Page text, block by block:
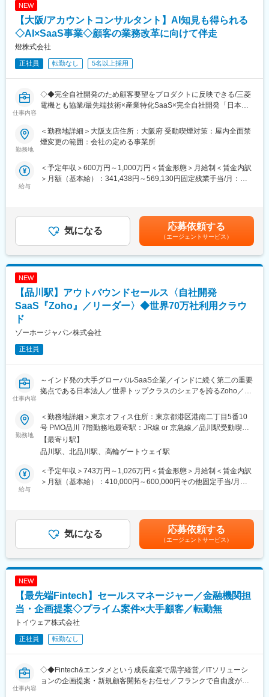
・「株式会社TimeTechnologies（LINE特化型マーケティングサー
ビスを保有）」を子会社化
配属以外の業界のアカウントセールスだけでなく、マーケティン
グや営業企画など幅広いキャリアの可能性あり
変更の範囲：会社の定める業務
ます。選考の中で適性と希望をすり合わせて配属を検討いたしま
す。
※エネルギー・配船チーム／運輸チーム／製造業チーム／新規業界
チーム
ける「スケール」のフェーズへ移ろうとしています。
一方で、既存産業での深耕と、新規産業への展開を同時に進める
した活動が取れておらず、全社的に重要なアジェンダとなってい
ます。
伴走していただく方、当社のグロースを牽引してくださる方を新
たに迎え入れたいと考えております。
社会基盤を支える様々な計画業務に対して、AIアルゴリズムを用
いた最適化ソリューション「Optium（オプティウム）」を提供し
ています。世界最高峰のアルゴリズムエンジニアが多数在籍する
当社では、他社では実現できない高難易度の課題に挑むことが
で、競合不在の「計画DX」領域で、唯一無二のポジションを築い
ンジンだけでなく、現場で運用するためのUIや業務フロー全体を
一気通貫で設計するのが特徴です。
NEW
【大阪/アカウントコンサルタント】AI知見も得られる
◇AI×SaaS事業◇顧客の業務改革に向けて伴走
燈株式会社
正社員 転勤なし 5名以上採用
仕事内容
◇◆完全自社開発のため顧客要望をプロダクトに反映できる/三菱
電機とも協業/最先端技術×産業特化SaaS×完全自社開発「日本を
■募集背景
◇Account Consultant（AC）は、建設業・製造業・卸小売業・物
流業といった、日本経済の基幹産業に対し、業界特化型の生成AI
◇本ポジションでは、表面的な利用にとどまりがちなAIプロダク
トを現場の課題解決へと深く浸透させ、コンサルタントとして最
まで一気通貫で背負い、事業収益に責任を持つ」希少性の高いポ
ジションです。
■業務内容：
経営層の折衝から現場の業務改革まで全フェーズをリードし、生
成AI導入に向けての要件定義と実行支援を担うコンサルティング
■具体的には：
◇課題の構造化と要件定義
・先方担当者との潜在課題の特定と業務の分解
◇経営層への提案・ROI策定
・クライアント内におけるAI導入によるROI（人時削減・売上創
出）の定量化
◇導入支援・伴走
・データドリブンな定着支援（プロセス再構築、プロンプト開発
支援、ワークショップ企画）
・現場への確実な成果創出の牽引
・顧客のMRR純増（アップセル・クロスセル・チャーン防止）
・中長期アカウントプランの設計および実行
■魅力ポイント：
◇戦略×実行×プロダクトの越境スキル獲得…戦略立案から導入支
ズの経験
◇高度な課題特定力・具現化力の向上…エンタープライズ企業の
◇多様なキャリアパス…デリバリー実績に基づくPdM、新規事業
開発、組織責任者等、全社牽引ポジションへの登用
変更の範囲：会社の定める業務
勤務地
＜勤務地詳細＞大阪支店住所：大阪府 受動喫煙対策：屋内全面禁
煙変更の範囲：会社の定める事業所
給与
＜予定年収＞600万円～1,000万円＜賃金形態＞月給制＜賃金内訳
＞月額（基本給）：341,438円～569,130円固定残業手当/月：
賞与：年2回■昇給：年2回賃金はあくまでも目安の金額であり、
選考を通じて上下する可能性があります。月給(月額)は固定手当を
気になる 応募依頼する
（エージェントサービス）
NEW
【品川駅】アウトバウンドセールス〈自社開発
SaaS『Zoho』／リーダー〉◆世界70万社利用クラウ
ド
ゾーホージャパン株式会社
正社員
仕事内容
～インド発の大手グローバルSaaS企業／インドに続く第二の重要
拠点である日本法人／世界トップクラスのシェアを誇るZoho／働
■募集背景：
Zoho事業の販売体制の強化を進めるべく営業リーダーを募集いた
します。
■業務内容：
・エンタープライズ領域における営業プロセス全般に従事いただ
きます。
・お客様の課題解決に向け、Zoho製品・導入支援の提案を実施い
ただきます。
め、見込み顧客のZohoへの関心を維持する。
・顧客の課題やニーズを把握し、適切な提案を行うことで、有望
なリードや見込み顧客を特定・選定し、それらを営業機会へと転
換する。
・新たなパートナー企業を開拓し、相乗効果のある営業活動が展
■就業環境／福利厚生：
育児休暇制度、時短制度の充実など柔軟な働き方を実践していま
勤務地
＜勤務地詳細＞東京オフィス住所：東京都港区港南二丁目5番10
号 PMO品川 7階勤務地最寄駅：JR線 or 京急線／品川駅受動喫煙
対策：屋内全面禁煙変更の範囲：会社の定める事業所（リモート
ワーク含む）
【最寄り駅】
品川駅、北品川駅、高輪ゲートウェイ駅
給与
＜予定年収＞743万円～1,026万円＜賃金形態＞月給制＜賃金内訳
＞月額（基本給）：410,000円～600,000円その他固定手当/月：
業手当＞有＜給与補足＞※経験に応じて考慮いたします。■リーダ
ー職の職制手当15,000円/月並びに月25時間分の固定残業代を含む
■昇給：年1回（4月／人事評価および業績に応じて）■インセンテ
ィブ賞与：原則年3回 （8月、11月、2月）※グループ業績による
賃金はあくまでも目安の金額であり、選考を通じて上下する可能
気になる 応募依頼する
（エージェントサービス）
NEW
【最先端Fintech】セールスマネージャー／金融機関担
当・企画提案◇プライム案件×大手顧客／転勤無
トイウェア株式会社
正社員 転勤なし
仕事内容
◇◆Fintech&エンタメという成長産業で黒字経営／ITソリューシ
ョンの企画提案・新規顧客開拓をお任せ／フランクで自由度が高